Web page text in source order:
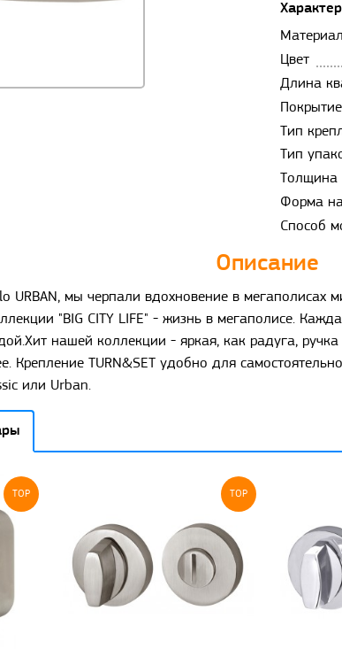
Материал
Цвет
Длина
Покрытие
Тип
Тип
Толщина
Форма
Способ
Описание
URBAN, мы черпали вдохновение в мегаполисах
"BIG CITY LIFE" - жизнь в мегаполисе.
нашей коллекции - яркая, как радуга,
Крепление TURN&SET удобно для
или Urban.
TOP TOP